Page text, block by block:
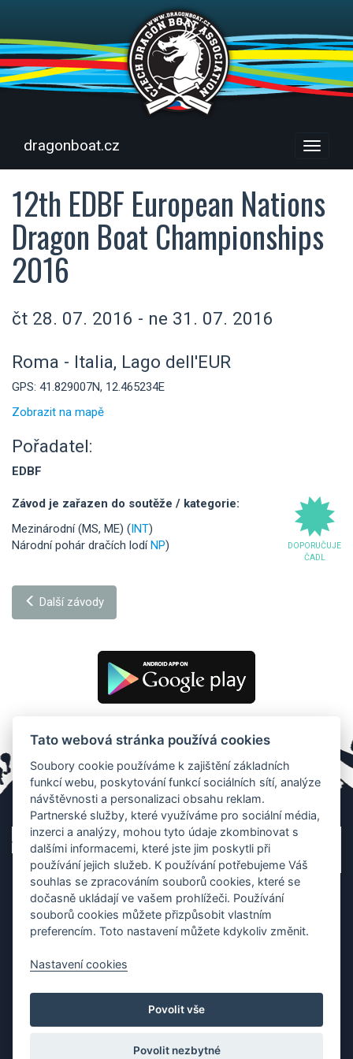
Menu
dragonboat.cz
12th EDBF European Nations
Dragon Boat Championships
2016
čt 28. 07. 2016 - ne 31. 07. 2016
Roma - Italia, Lago dell'EUR
GPS: 41.829007N, 12.465234E
Zobrazit na mapě
Pořadatel:
EDBF
DOPORUČUJE
ČADL
Závod je zařazen do soutěže / kategorie:
Mezinárodní (MS, ME) (INT)
Národní pohár dračích lodíNP)
Další závody
Organizace závodů dračích lodí, teambulding programy
Tato webová stránka používá cookies
Soubory cookie používáme k zajištění základních
funkcí webu, poskytování funkcí sociálních sítí, analýze
návštěvnosti a personalizaci obsahu reklam.
Partnerské služby, které využíváme pro sociální média,
inzerci a analýzy, mohou tyto údaje zkombinovat s
dalšími informacemi, které jste jim poskytli při
používání jejich služeb. K používání potřebujeme Váš
souhlas se zpracováním souborů cookies, které se
dočasně ukládají ve vašem prohlížeči. Používání
souborů cookies můžete přizpůsobit vlastním
preferencím. Toto nastavení můžete kdykoliv změnit.
Nastavení cookies
Povolit vše
Povolit nezbytné